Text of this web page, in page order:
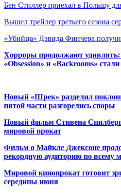
Бен Стиллер приехал в Польшу
Вышел трейлер третьего сезона
«Убийца» Дэвида Финчера
Хорроры продолжают
«Obsession» и «Backrooms»
Новый «Шрек» разделил
пятой части разгорелись споры
Новый фильм Стивена
мировой прокат
Фильм о Майкле Джексоне
рекордную аудиторию по всему
Мировой кинопрокат готовит
середины июня